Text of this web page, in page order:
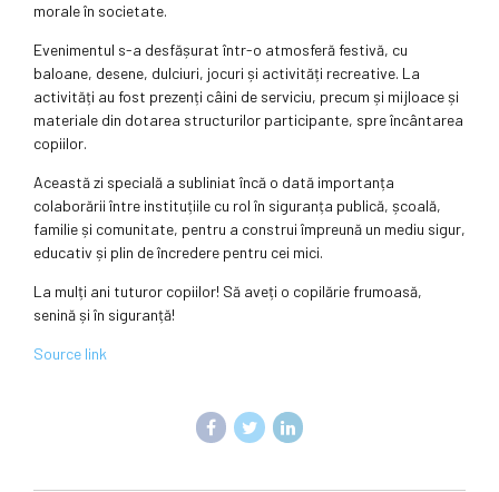
morale în societate.
Evenimentul s-a desfășurat într-o atmosferă festivă, cu
baloane, desene, dulciuri, jocuri și activități recreative. La
activități au fost prezenți câini de serviciu, precum și mijloace și
materiale din dotarea structurilor participante, spre încântarea
copiilor.
Această zi specială a subliniat încă o dată importanța
colaborării între instituțiile cu rol în siguranța publică, școală,
familie și comunitate, pentru a construi împreună un mediu sigur,
educativ și plin de încredere pentru cei mici.
La mulți ani tuturor copiilor! Să aveți o copilărie frumoasă,
senină și în siguranță!
Source link